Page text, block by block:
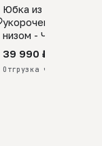
ПРЕДЗАКАЗ
Юбка из
укороченная с
низом - Черный
39 990 ₽
Отгрузка через 25 дней